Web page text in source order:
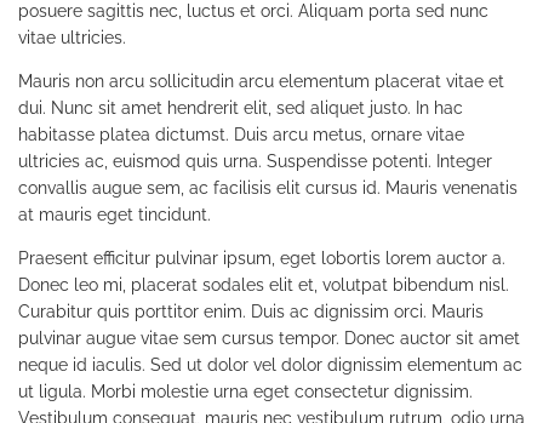
posuere sagittis nec, luctus et orci. Aliquam porta sed nunc
vitae ultricies.
Mauris non arcu sollicitudin arcu elementum placerat vitae et
dui. Nunc sit amet hendrerit elit, sed aliquet justo. In hac
habitasse platea dictumst. Duis arcu metus, ornare vitae
ultricies ac, euismod quis urna. Suspendisse potenti. Integer
convallis augue sem, ac facilisis elit cursus id. Mauris venenatis
at mauris eget tincidunt.
Praesent efficitur pulvinar ipsum, eget lobortis lorem auctor a.
Donec leo mi, placerat sodales elit et, volutpat bibendum nisl.
Curabitur quis porttitor enim. Duis ac dignissim orci. Mauris
pulvinar augue vitae sem cursus tempor. Donec auctor sit amet
neque id iaculis. Sed ut dolor vel dolor dignissim elementum ac
ut ligula. Morbi molestie urna eget consectetur dignissim.
Vestibulum consequat, mauris nec vestibulum rutrum, odio urna